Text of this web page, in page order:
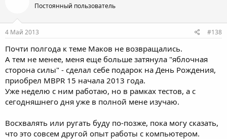
Постоянный пользователь
4 Май 2013 #138
Почти полгода к теме Маков не возвращались.
А тем не менее, меня еще больше затянула "яблочная
сторона силы" - сделал себе подарок на День Рождения,
приобрел MBPR 15 начала 2013 года.
Уже неделю с ним работаю, но в рамках тестов, а с
сегодняшнего дня уже в полной мене изучаю.
Восхвалять или ругать буду по-позже, пока могу сказать,
что это совсем другой опыт работы с компьютером.